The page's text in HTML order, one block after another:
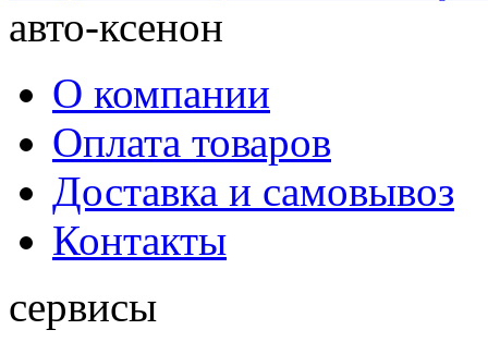
авто-ксенон
О компании
Оплата товаров
Доставка и самовывоз
Контакты
сервисы